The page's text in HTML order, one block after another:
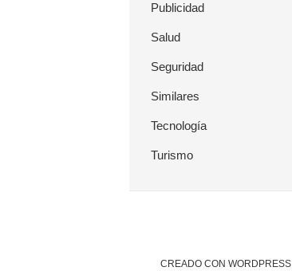
Publicidad
Salud
Seguridad
Similares
Tecnología
Turismo
CREADO CON WORDPRESS